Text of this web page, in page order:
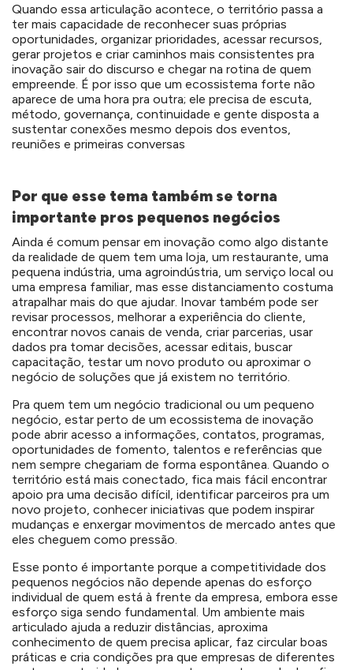
Quando essa articulação acontece, o território passa a
ter mais capacidade de reconhecer suas próprias
oportunidades, organizar prioridades, acessar recursos,
gerar projetos e criar caminhos mais consistentes pra
inovação sair do discurso e chegar na rotina de quem
empreende. É por isso que um ecossistema forte não
aparece de uma hora pra outra; ele precisa de escuta,
método, governança, continuidade e gente disposta a
sustentar conexões mesmo depois dos eventos,
reuniões e primeiras conversas
Por que esse tema também se torna
importante pros pequenos negócios
Ainda é comum pensar em inovação como algo distante
da realidade de quem tem uma loja, um restaurante, uma
pequena indústria, uma agroindústria, um serviço local ou
uma empresa familiar, mas esse distanciamento costuma
atrapalhar mais do que ajudar. Inovar também pode ser
revisar processos, melhorar a experiência do cliente,
encontrar novos canais de venda, criar parcerias, usar
dados pra tomar decisões, acessar editais, buscar
capacitação, testar um novo produto ou aproximar o
negócio de soluções que já existem no território.
Pra quem tem um negócio tradicional ou um pequeno
negócio, estar perto de um ecossistema de inovação
pode abrir acesso a informações, contatos, programas,
oportunidades de fomento, talentos e referências que
nem sempre chegariam de forma espontânea. Quando o
território está mais conectado, fica mais fácil encontrar
apoio pra uma decisão difícil, identificar parceiros pra um
novo projeto, conhecer iniciativas que podem inspirar
mudanças e enxergar movimentos de mercado antes que
eles cheguem como pressão.
Esse ponto é importante porque a competitividade dos
pequenos negócios não depende apenas do esforço
individual de quem está à frente da empresa, embora esse
esforço siga sendo fundamental. Um ambiente mais
articulado ajuda a reduzir distâncias, aproxima
conhecimento de quem precisa aplicar, faz circular boas
práticas e cria condições pra que empresas de diferentes